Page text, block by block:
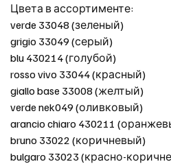
Цвета в ассортименте:
verde 33048 (зеленый)
grigio 33049 (серый)
blu 430214 (голубой)
rosso vivo 33044 (красный)
giallo base 33008 (желтый)
verde nek049 (оливковый)
arancio chiaro 430211
bruno 33022 (коричневый)
bulgaro 33023 (красно-